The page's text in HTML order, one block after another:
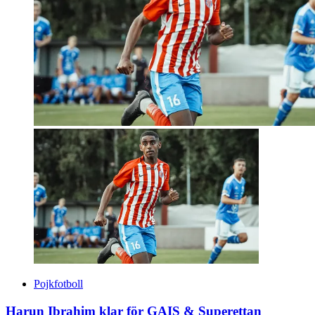
Pojkfotboll
Harun Ibrahim klar för GAIS & Superettan